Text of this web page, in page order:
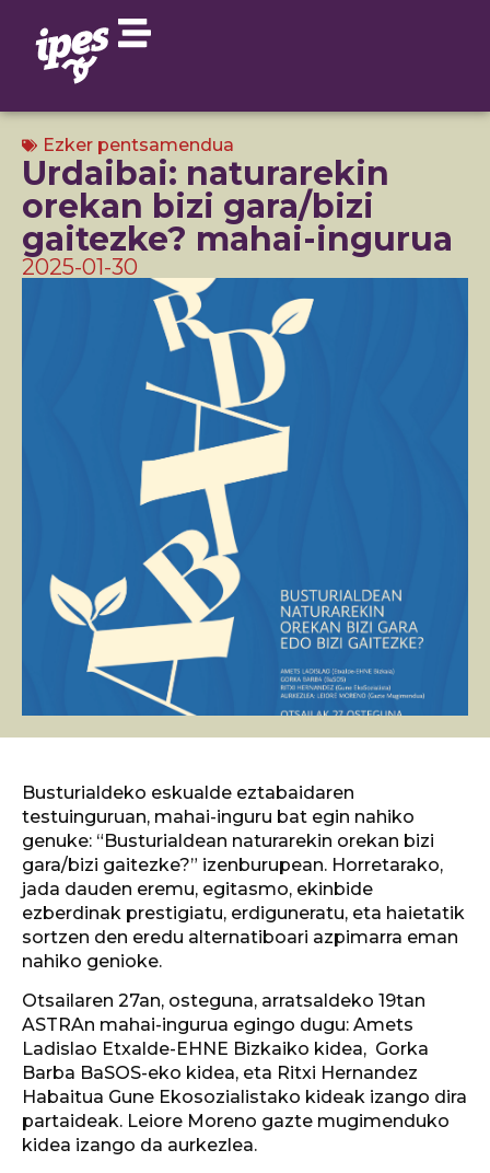
Ezker pentsamendua
Urdaibai: naturarekin
orekan bizi gara/bizi
gaitezke? mahai-ingurua
2025-01-30
Busturialdeko eskualde eztabaidaren
testuinguruan, mahai-inguru bat egin nahiko
genuke: “Busturialdean naturarekin orekan bizi
gara/bizi gaitezke?” izenburupean. Horretarako,
jada dauden eremu, egitasmo, ekinbide
ezberdinak prestigiatu, erdiguneratu, eta haietatik
sortzen den eredu alternatiboari azpimarra eman
nahiko genioke.
Otsailaren 27an, osteguna, arratsaldeko 19tan
ASTRAn mahai-ingurua egingo dugu: Amets
Ladislao Etxalde-EHNE Bizkaiko kidea, Gorka
Barba BaSOS-eko kidea, eta Ritxi Hernandez
Habaitua Gune Ekosozialistako kideak izango dira
partaideak. Leiore Moreno gazte mugimenduko
kidea izango da aurkezlea.